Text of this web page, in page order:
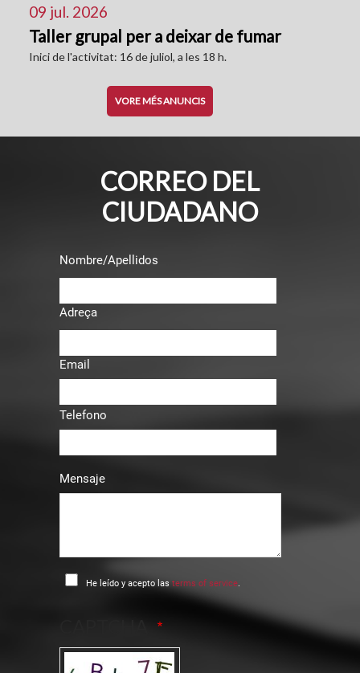
09 jul. 2026
Taller grupal per a deixar de fumar
Inici de l'activitat: 16 de juliol, a les 18 h.
VORE MÉS ANUNCIS
CORREO DEL
CIUDADANO
Nombre/Apellidos
Adreça
Email
Telefono
Mensaje
He leído y acepto las terms of service.